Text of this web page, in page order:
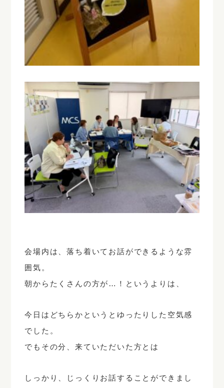
会場内は、落ち着いてお話ができるような雰
囲気。
朝からたくさんの方が…！というよりは、
今日はどちらかというと ゆったりした空気感
でした。
でもその分、来ていただいた方とは
しっかり、じっくりお話することができまし